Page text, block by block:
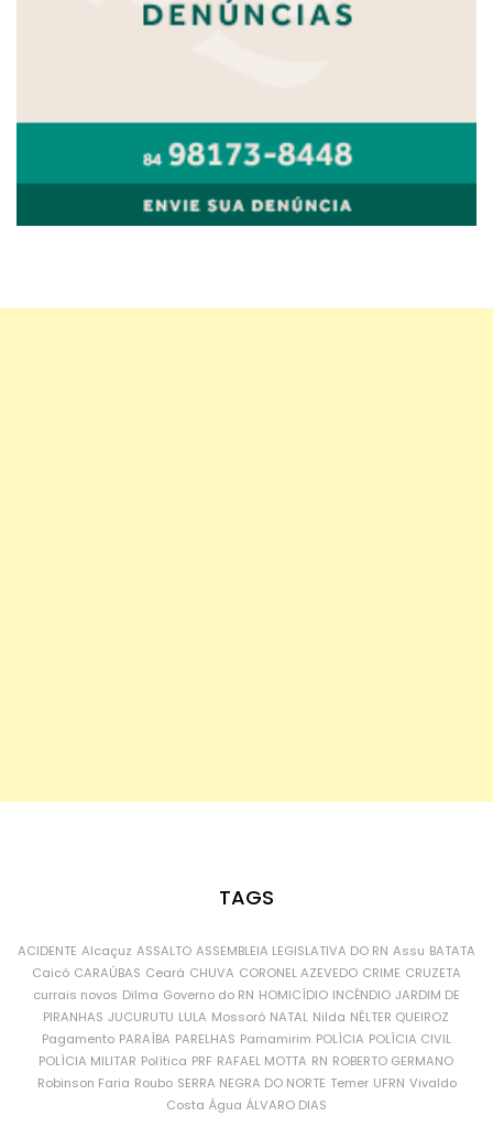
TAGS
ACIDENTE Alcaçuz ASSALTO ASSEMBLEIA LEGISLATIVA DO RN Assu BATATA
Caicó CARAÚBAS Ceará CHUVA CORONEL AZEVEDO CRIME CRUZETA
currais novos Dilma Governo do RN HOMICÍDIO INCÊNDIO JARDIM DE
PIRANHAS JUCURUTU LULA Mossoró NATAL Nilda NÉLTER QUEIROZ
Pagamento PARAÍBA PARELHAS Parnamirim POLÍCIA POLÍCIA CIVIL
POLÍCIA MILITAR Política PRF RAFAEL MOTTA RN ROBERTO GERMANO
Robinson Faria Roubo SERRA NEGRA DO NORTE Temer UFRN Vivaldo
Costa Água ÁLVARO DIAS